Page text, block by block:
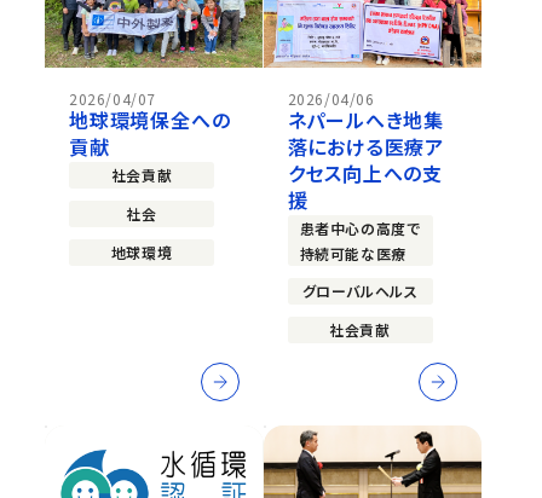
2026/04/07
地球環境保全への
貢献
社会貢献
社会
地球環境
2026/04/06
ネパールへき地集
落における医療ア
クセス向上への支
援
患者中心の高度で
持続可能な医療
グローバルヘルス
社会貢献